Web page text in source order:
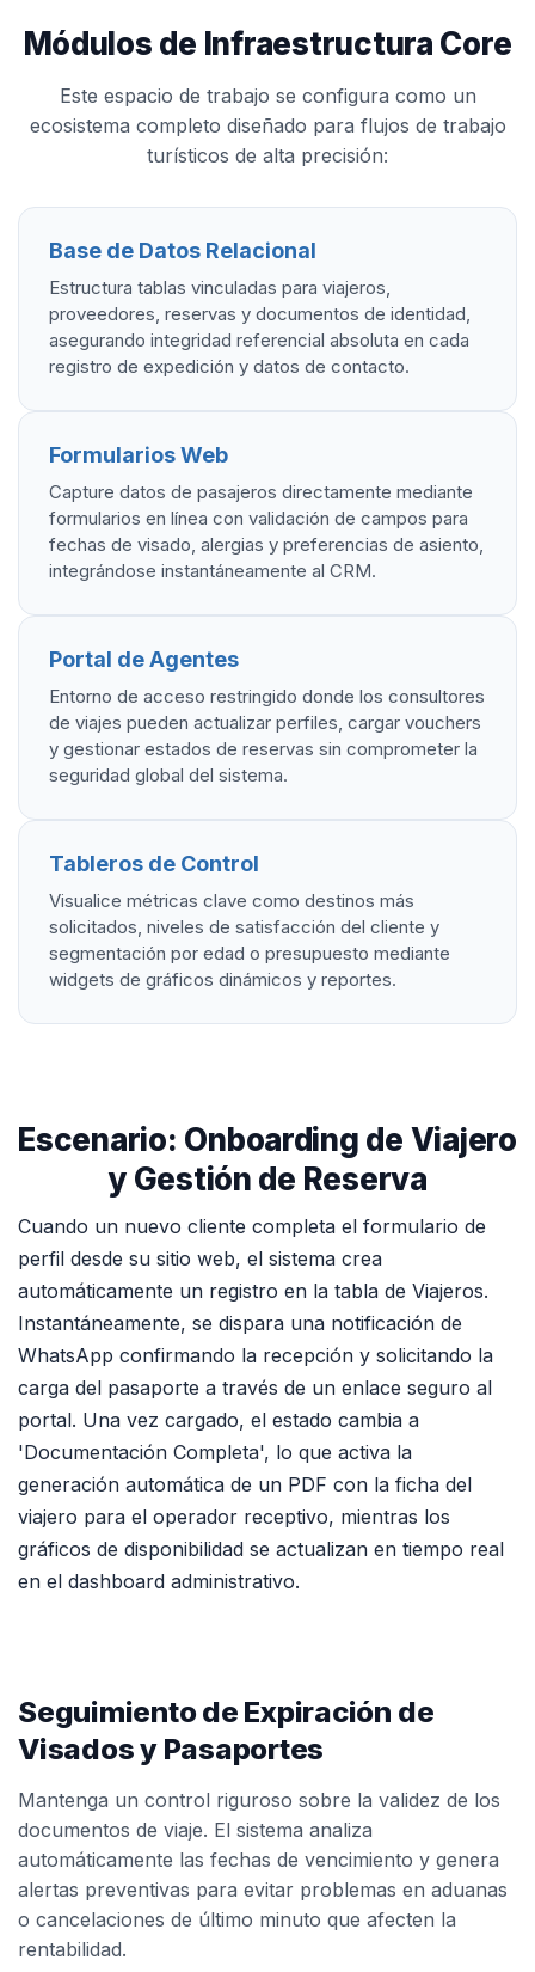
Módulos de Infraestructura Core
Este espacio de trabajo se configura como un
ecosistema completo diseñado para flujos de trabajo
turísticos de alta precisión:
Base de Datos Relacional
Estructura tablas vinculadas para viajeros,
proveedores, reservas y documentos de identidad,
asegurando integridad referencial absoluta en cada
registro de expedición y datos de contacto.
Formularios Web
Capture datos de pasajeros directamente mediante
formularios en línea con validación de campos para
fechas de visado, alergias y preferencias de asiento,
integrándose instantáneamente al CRM.
Portal de Agentes
Entorno de acceso restringido donde los consultores
de viajes pueden actualizar perfiles, cargar vouchers
y gestionar estados de reservas sin comprometer la
seguridad global del sistema.
Tableros de Control
Visualice métricas clave como destinos más
solicitados, niveles de satisfacción del cliente y
segmentación por edad o presupuesto mediante
widgets de gráficos dinámicos y reportes.
Escenario: Onboarding de Viajero
y Gestión de Reserva
Cuando un nuevo cliente completa el formulario de
perfil desde su sitio web, el sistema crea
automáticamente un registro en la tabla de Viajeros.
Instantáneamente, se dispara una notificación de
WhatsApp confirmando la recepción y solicitando la
carga del pasaporte a través de un enlace seguro al
portal. Una vez cargado, el estado cambia a
'Documentación Completa', lo que activa la
generación automática de un PDF con la ficha del
viajero para el operador receptivo, mientras los
gráficos de disponibilidad se actualizan en tiempo real
en el dashboard administrativo.
Seguimiento de Expiración de
Visados y Pasaportes
Mantenga un control riguroso sobre la validez de los
documentos de viaje. El sistema analiza
automáticamente las fechas de vencimiento y genera
alertas preventivas para evitar problemas en aduanas
o cancelaciones de último minuto que afecten la
rentabilidad.